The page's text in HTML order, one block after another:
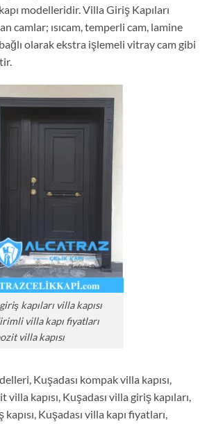
modelleridir. Villa Giriş Kapıları
camlar; ısıcam, temperli cam, lamine
olarak ekstra işlemeli vitray cam gibi
kapıları villa kapısı
villa kapı fiyatları
villa kapısı
Kuşadası kompak villa kapısı,
villa kapısı, Kuşadası villa giriş kapıları,
Kuşadası villa kapı fiyatları,